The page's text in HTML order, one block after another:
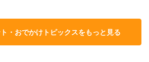
・おでかけトピックスをもっと見る